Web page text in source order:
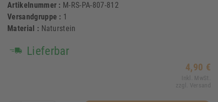
Artikelnummer : M-RS-PA-807-812
Versandgruppe : 1
Material : Naturstein
Lieferbar
4,90 €
Inkl. MwSt.
zzgl. Versand